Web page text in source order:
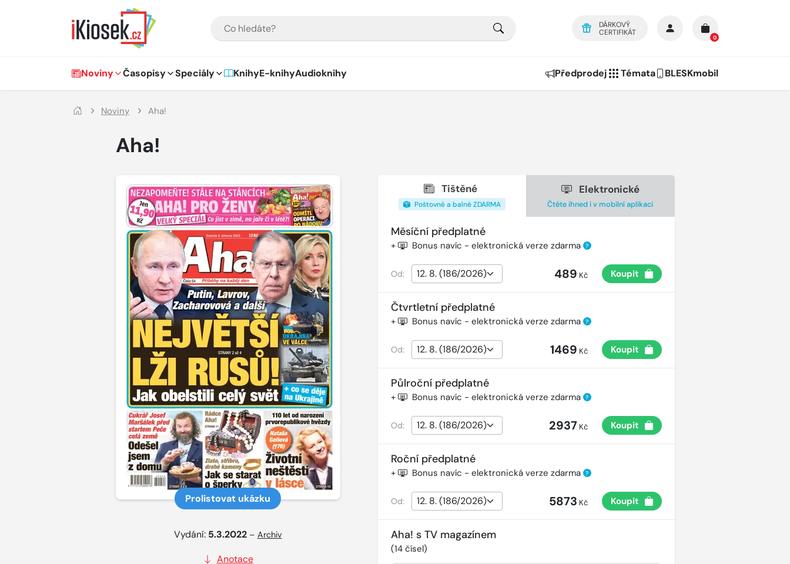
DÁRKOVÝ
CERTIFIKÁT
0
Hlavní navigace
Noviny Časopisy Speciály KnihyE-knihyAudioknihy Předprodej Témata BLESKmobil
Noviny Aha!
Aha!
Prolistovat ukázku
Vydání: 5.3.2022 – Archiv
Anotace
Tištěné
Poštovné a balné ZDARMA
Elektronické
Čtěte ihned i v mobilní aplikaci
Měsíční předplatné
+ Bonus navíc - elektronická verze zdarma ?
Od: 489 Kč Koupit
Čtvrtletní předplatné
+ Bonus navíc - elektronická verze zdarma ?
Od: 1469 Kč Koupit
Půlroční předplatné
+ Bonus navíc - elektronická verze zdarma ?
Od: 2937 Kč Koupit
Roční předplatné
+ Bonus navíc - elektronická verze zdarma ?
Od: 5873 Kč Koupit
Aha! s TV magazínem
(14čísel)